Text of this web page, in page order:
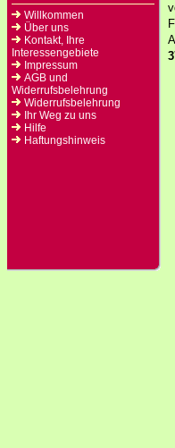
Willkommen
Über uns
Kontakt, Ihre
Interessengebiete
Impressum
AGB und
Widerrufsbelehrung
Widerrufsbelehrung
Ihr Weg zu uns
Hilfe
Haftungshinweis